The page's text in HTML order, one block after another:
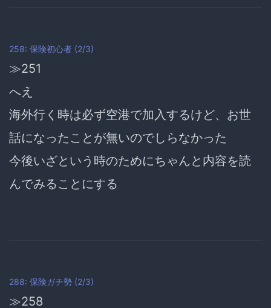
258: 保険初心者 (2/3)
≫251
へえ
海外行く時は必ず空港で加入するけど、 お世
話になったことが無いのでしらなかった
今後いざという時のためにちゃんと内容を読
んでみることにする
288: 保険ガチ勢 (2/3)
≫258